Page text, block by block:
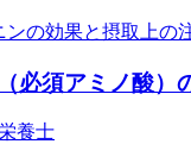
必須アミノ酸
養士